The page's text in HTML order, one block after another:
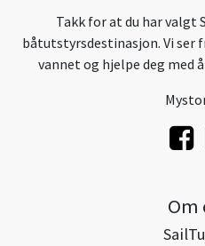
Takk for at du har valgt
båtutstyrsdestinasjon. Vi ser
vannet og hjelpe deg med
Om